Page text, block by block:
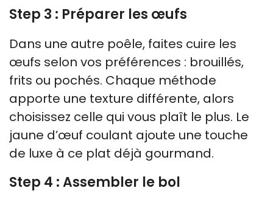
Step 3 : Préparer les œufs
Dans une autre poêle, faites cuire les
œufs selon vos préférences : brouillés,
frits ou pochés. Chaque méthode
apporte une texture différente, alors
choisissez celle qui vous plaît le plus. Le
jaune d’œuf coulant ajoute une touche
de luxe à ce plat déjà gourmand.
Step 4 : Assembler le bol